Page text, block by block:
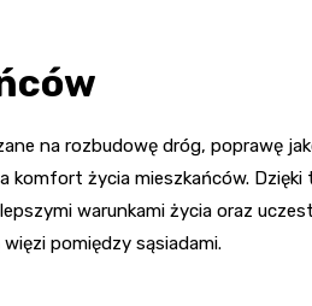
na rozbudowę dróg, poprawę
życia mieszkańców. Dzięki
warunkami życia oraz
pomiędzy sąsiadami.